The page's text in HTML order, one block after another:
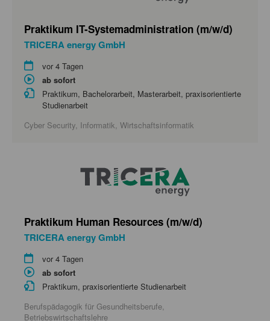
Praktikum IT-Systemadministration (m/w/d)
TRICERA energy GmbH
vor 4 Tagen
ab sofort
Praktikum, Bachelorarbeit, Masterarbeit, praxisorientierte
Studienarbeit
Cyber Security, Informatik, Wirtschaftsinformatik
Praktikum Human Resources (m/w/d)
TRICERA energy GmbH
vor 4 Tagen
ab sofort
Praktikum, praxisorientierte Studienarbeit
Berufspädagogik für Gesundheitsberufe,
Betriebswirtschaftslehre